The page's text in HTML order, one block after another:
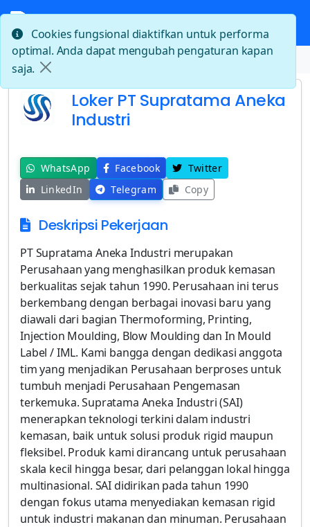
Beranda Loker PT Supratama Aneka Industri
Loker PT Supratama Aneka
Industri
WhatsApp Facebook
Twitter
LinkedIn
Telegram Copy
Deskripsi Pekerjaan
PT Supratama Aneka Industri merupakan
Perusahaan yang menghasilkan produk kemasan
berkualitas sejak tahun 1990. Perusahaan ini terus
berkembang dengan berbagai inovasi baru yang
diawali dari bagian Thermoforming, Printing,
Injection Moulding, Blow Moulding dan In Mould
Label / IML. Kami bangga dengan dedikasi anggota
tim yang menjadikan Perusahaan berproses untuk
tumbuh menjadi Perusahaan Pengemasan
terkemuka. Supratama Aneka Industri (SAI)
menerapkan teknologi terkini dalam industri
kemasan, baik untuk solusi produk rigid maupun
fleksibel. Produk kami dirancang untuk perusahaan
skala kecil hingga besar, dari pelanggan lokal hingga
multinasional. SAI didirikan pada tahun 1990
dengan fokus utama menyediakan kemasan rigid
untuk industri makanan dan minuman. Perusahaan
Cookies fungsional diaktifkan untuk performa
optimal. Anda dapat mengubah pengaturan kapan
saja.